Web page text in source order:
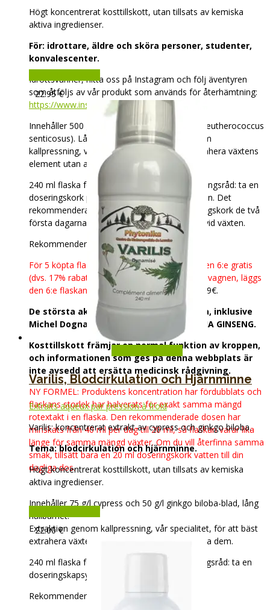
Högt koncentrerat kosttillskott, utan tillsats av kemiska
aktiva ingredienser.
För: idrottare, äldre och sköra personer, studenter,
konvalescenter.
Idrottsvänner, hitta oss på Instagram och följ äventyren
som åtföljs av vår produkt som används för återhämtning:
https://www.instagram.com/phytonikasport/
Innehåller 500 g/l rötter av Sibirisk Ginseng (Eleutherococcus
senticosus). Lång hållbarhet. Extraktion genom
kallpressning, vår specialitet, för att bäst extrahera växtens
element utan att denaturera dem.
240 ml flaska för en två veckors kur. Användningsråd: ta en
doseringskork på morgonen och mitt på dagen. Det
rekommenderas att endast ta en halv doseringskork de två
första dagarna för att låta kroppen vänja sig vid växten.
Rekommenderad kurlängd: 2 till 6 flaskor.
För 5 köpta flaskor av samma produkt, ges den 6:e gratis
(dvs. 17% rabatt, även om det inte syns i kundvagnen, läggs
den 6:e flaskan alltid i paketet).Fri frakt från 69€.
De största aktörerna inom naturlig hälsa, inklusive
Michel Dogna, rekommenderar vår SIBERIA GINSENG.
Kosttillskott främjar en normal funktion av kroppen,
och informationen som ges på denna webbplats är
inte avsedd att ersätta medicinsk rådgivning.
NY FORMEL: Produktens koncentration har fördubblats och
flaskans storlek har halverats för exakt samma mängd
rotextakt i en flaska. Den rekommenderade dosen har
minskats från 40 ml per dag till 20 ml, så flaskan varar lika
länge för samma mängd växter. Om du vill återfinna samma
smak, tillsätt bara en 20 ml doseringskork vatten till din
dagliga dos.
22.95€
Varilis, Blodcirkulation och Hjärnminne
Extraits aqueux par pression à froid
Varilis: koncentrerat extrakt av cypress och ginkgo biloba.
Tema: blodcirkulation och hjärnminne.
Högt koncentrerat kosttillskott, utan tillsats av kemiska
aktiva ingredienser.
Innehåller 75 g/l cypress och 50 g/l ginkgo biloba-blad, lång
hållbarhet.
Extraktion genom kallpressning, vår specialitet, för att bäst
extrahera växtens element utan att denaturera dem.
240 ml flaska för en 2-veckors kur. Användningsråd: ta en
doseringskapsyl på morgonen.
Rekommenderad kurlängd: 4 till 6 flaskor.
22.00€